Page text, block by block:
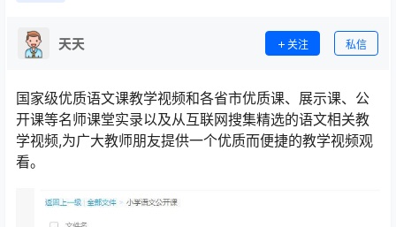
天天 关注 私信
国家级优质语文课教学视频和各省市优质课、展示课、公
开课等名师课堂实录以及从互联网搜集精选的语文相关教
学视频,为广大教师朋友提供一个优质而便捷的教学视频观
看。